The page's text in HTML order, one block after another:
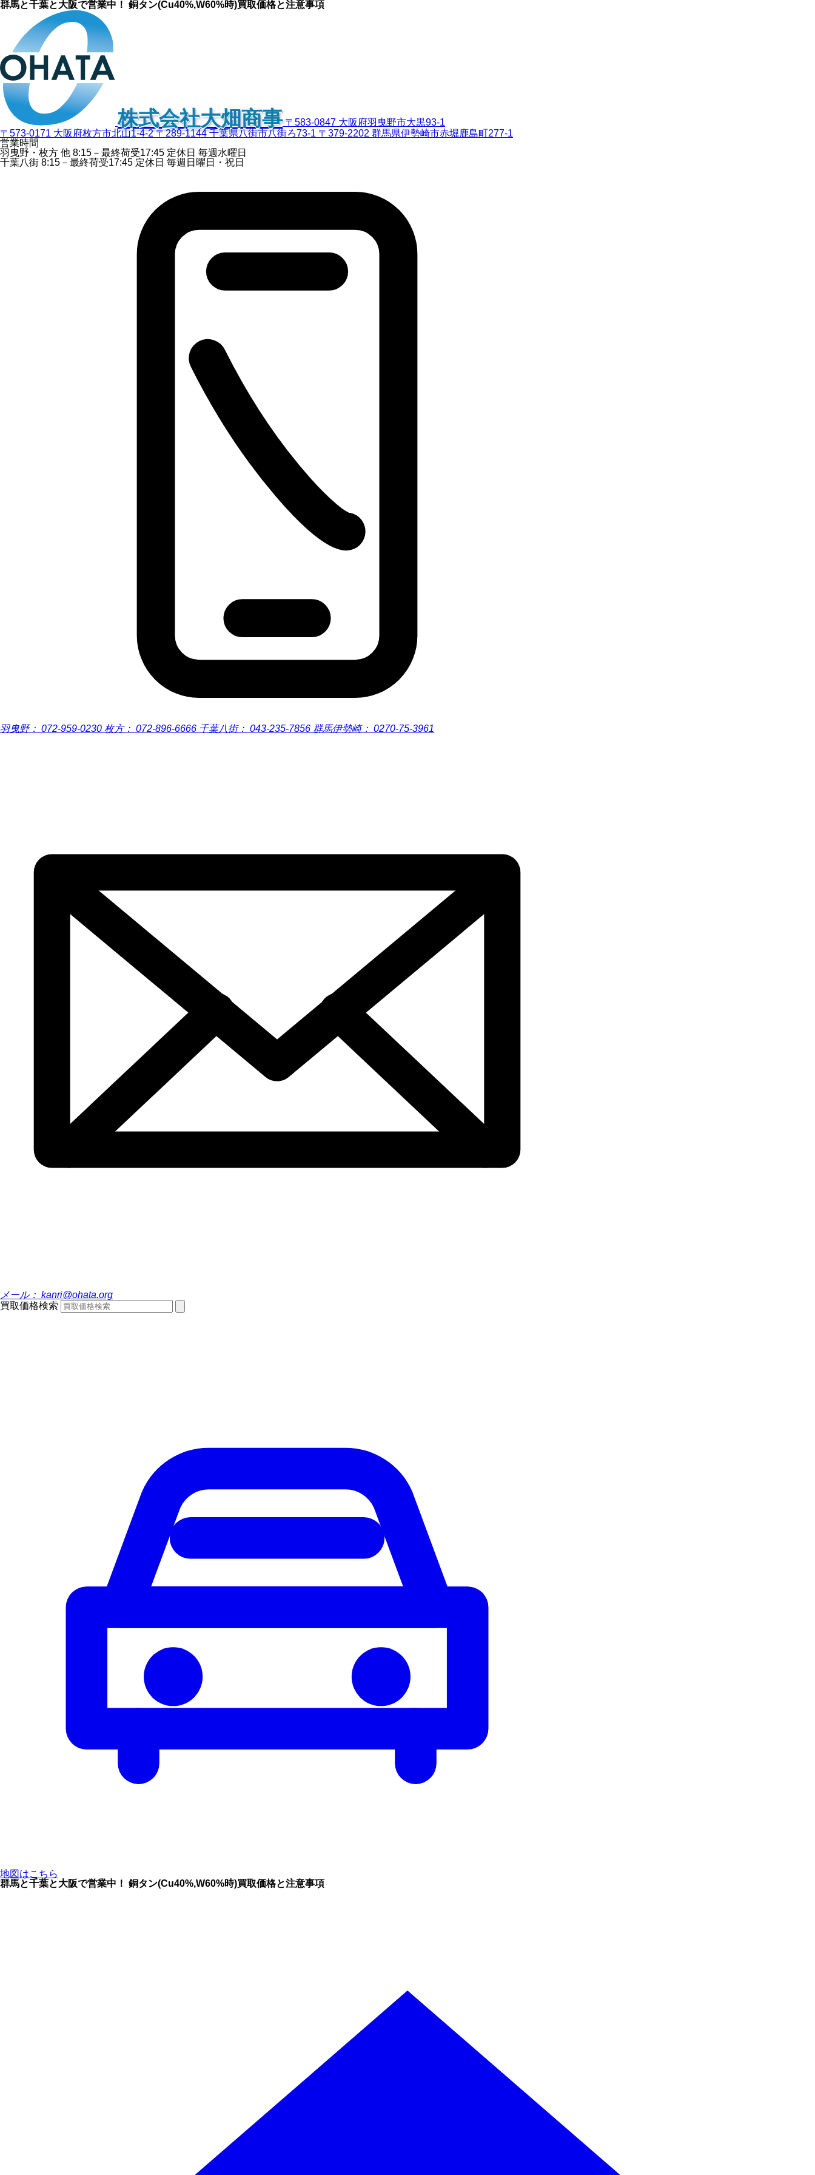
群馬と千葉と大阪で営業中！ 銅タン(Cu40%,W60%時)買取価格と注意事項
株式会社大畑商事 〒583-0847 大阪府羽曳野市大黒93-1
〒573-0171 大阪府枚方市北山1-4-2 〒289-1144 千葉県八街市八街ろ73-1 〒379-2202 群馬県伊勢崎市赤堀鹿島町277-1
営業時間
羽曳野・枚方 他 8:15－最終荷受17:45 定休日 毎週水曜日
千葉八街 8:15－最終荷受17:45 定休日 毎週日曜日・祝日
羽曳野： 072-959-0230 枚方： 072-896-6666 千葉八街： 043-235-7856 群馬伊勢崎： 0270-75-3961
メール： kanri@ohata.org
買取価格検索
地図はこちら
群馬と千葉と大阪で営業中！ 銅タン(Cu40%,W60%時)買取価格と注意事項